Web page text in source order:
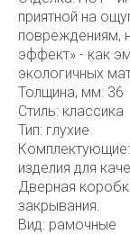
приятной на
повреждениям,
эффект» - как
экологичных
Толщина, мм: 36
Стиль: классика
Тип: глухие
изделия для
Дверная
закрывания.
Вид: рамочные